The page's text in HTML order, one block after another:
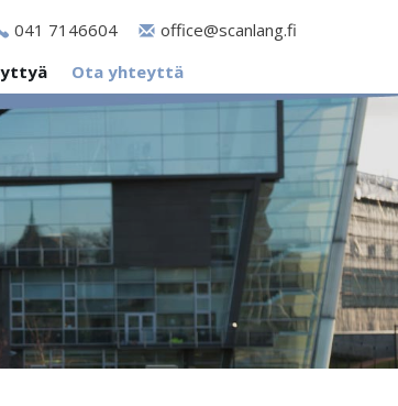
041 7146604
office@scanlang.fi
Ota yhteyttä